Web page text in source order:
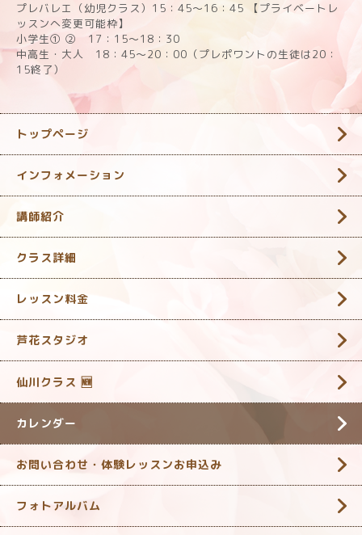
プレバレエ（幼児クラス）15：45～16：45 【プライベートレ
ッスンへ変更可能枠】
小学生① ② 17：15～18：30
中高生・大人 18：45～20：00（プレポワントの生徒は20：
15終了）
トップページ
インフォメーション
講師紹介
クラス詳細
レッスン料金
芦花スタジオ
仙川クラス 🆕
カレンダー
お問い合わせ・体験レッスンお申込み
フォトアルバム